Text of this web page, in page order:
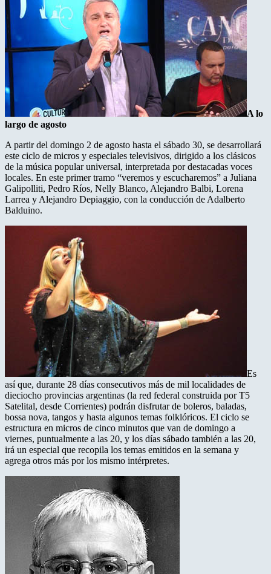
A lo
largo de agosto
A partir del domingo 2 de agosto hasta el sábado 30, se desarrollará
este ciclo de micros y especiales televisivos, dirigido a los clásicos
de la música popular universal, interpretada por destacadas voces
locales. En este primer tramo “veremos y escucharemos” a Juliana
Galipolliti, Pedro Ríos, Nelly Blanco, Alejandro Balbi, Lorena
Larrea y Alejandro Depiaggio, con la conducción de Adalberto
Balduino.
Es
así que, durante 28 días consecutivos más de mil localidades de
dieciocho provincias argentinas (la red federal construida por T5
Satelital, desde Corrientes) podrán disfrutar de boleros, baladas,
bossa nova, tangos y hasta algunos temas folklóricos. El ciclo se
estructura en micros de cinco minutos que van de domingo a
viernes, puntualmente a las 20, y los días sábado también a las 20,
irá un especial que recopila los temas emitidos en la semana y
agrega otros más por los mismo intérpretes.